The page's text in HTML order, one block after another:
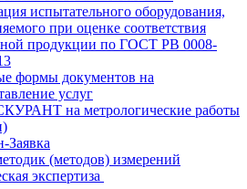
испытательного оборудования,
при оценке соответствия
продукции по ГОСТ РВ 0008-
формы документов на
услуг
на метрологические работы
Заявка
(методов) измерений
экспертиза